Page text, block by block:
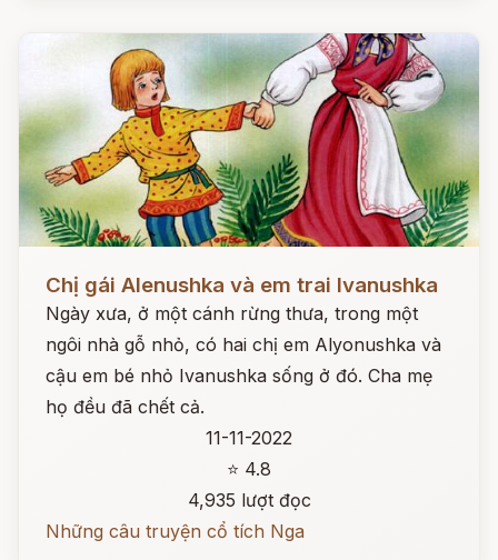
Chị gái Alenushka và em trai Ivanushka
Ngày xưa, ở một cánh rừng thưa, trong một
ngôi nhà gỗ nhỏ, có hai chị em Alyonushka và
cậu em bé nhỏ Ivanushka sống ở đó. Cha mẹ
họ đều đã chết cả.
11-11-2022
⭐ 4.8
4,935 lượt đọc
Những câu truyện cổ tích Nga